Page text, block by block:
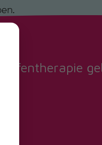
het lichaamsbesef
aan- en